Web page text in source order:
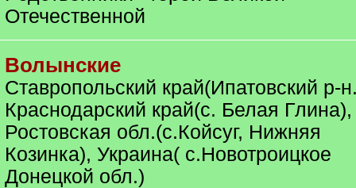
Отечественной
Волынские
Ставропольский край(Ипатовский р-
Краснодарский край(с. Белая Глина),
Ростовская обл.(с.Койсуг, Нижняя
Козинка), Украина( с.Новотроицкое
Донецкой обл.)